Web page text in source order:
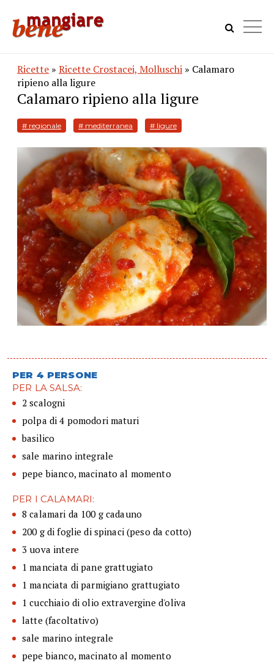
Ricette » Ricette Crostacei, Molluschi » Calamaro
ripieno alla ligure
Calamaro ripieno alla ligure
# regionale # mediterranea # ligure
PER 4 PERSONE
PER LA SALSA:
2 scalogni
polpa di 4 pomodori maturi
basilico
sale marino integrale
pepe bianco, macinato al momento
PER I CALAMARI:
8 calamari da 100 g cadauno
200 g di foglie di spinaci (peso da cotto)
3 uova intere
1 manciata di pane grattugiato
1 manciata di parmigiano grattugiato
1 cucchiaio di olio extravergine d'oliva
latte (facoltativo)
sale marino integrale
pepe bianco, macinato al momento